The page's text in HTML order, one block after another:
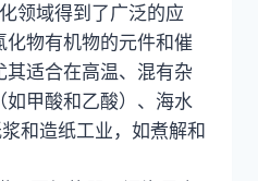
领域得到了广泛的应
物有机物的元件和催
适合在高温、混有杂
如甲酸和乙酸）、海水
和造纸工业，如煮解和